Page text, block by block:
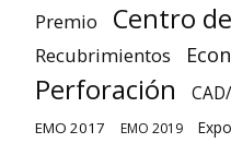
Premio Centro
Recubrimientos
Perforación
EMO 2017 EMO 2019